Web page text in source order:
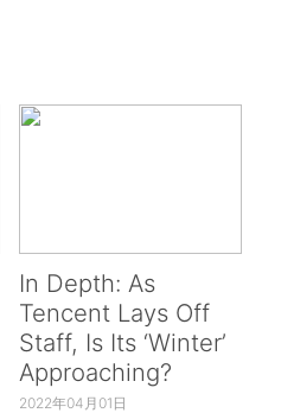
In Depth: As
Tencent Lays Off
Staff, Is Its ‘Winter’
Approaching?
2022年04月01日